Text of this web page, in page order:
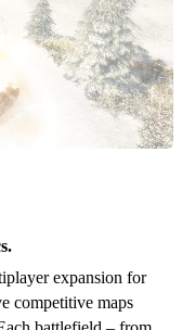
expansion for
competitive maps